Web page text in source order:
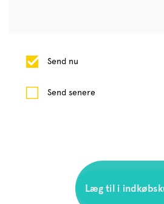
Send nu
Send senere
1
Læg til i indkøbsk